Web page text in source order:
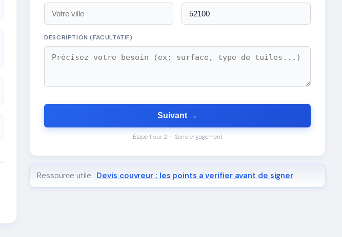
DESCRIPTION (FACULTATIF)
Suivant →
Étape 1 sur 2 — Sans engagement
Ressource utile : Devis couvreur : les points a verifier avant de signer